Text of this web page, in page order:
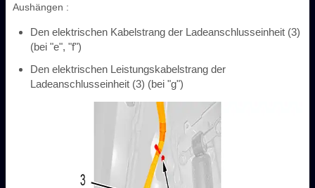
Aushängen :
Den elektrischen Kabelstrang der Ladeanschlusseinheit (3)
(bei "e", "f")
Den elektrischen Leistungskabelstrang der
Ladeanschlusseinheit (3) (bei "g")